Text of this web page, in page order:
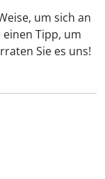
um sich an
einen Tipp, um
Sie es uns!